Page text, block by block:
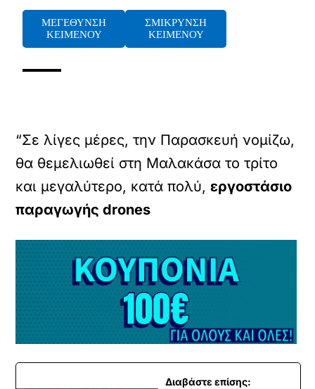
ΜΕΓΕΘΥΝΣΗ
ΚΕΙΜΕΝΟΥ
ΣΜΙΚΡΥΝΣΗ
ΚΕΙΜΕΝΟΥ
“Σε λίγες μέρες, την Παρασκευή νομίζω,
θα θεμελιωθεί στη Μαλακάσα το τρίτο
και μεγαλύτερο, κατά πολύ,εργοστάσιο
παραγωγής drones
Διαβάστε επίσης: